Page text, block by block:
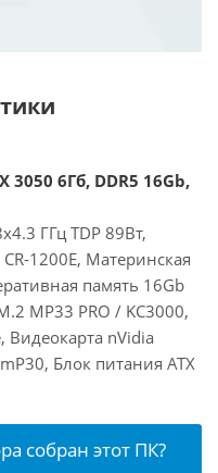
3050 6Гб, DDR5 16Gb,
ГГц TDP 89Вт,
1200E, Материнская
память 16Gb
MP33 PRO / KC3000,
Видеокарта nVidia
Блок питания ATX
собран этот ПК?